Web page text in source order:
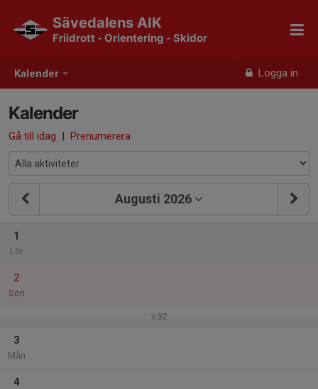
Kalender Logga in
Sävedalens AIK
Friidrott - Orientering - Skidor
Kalender
Gå till idag | Prenumerera
Augusti 2026
1
Lör
2
Sön
v.32
3
Mån
4